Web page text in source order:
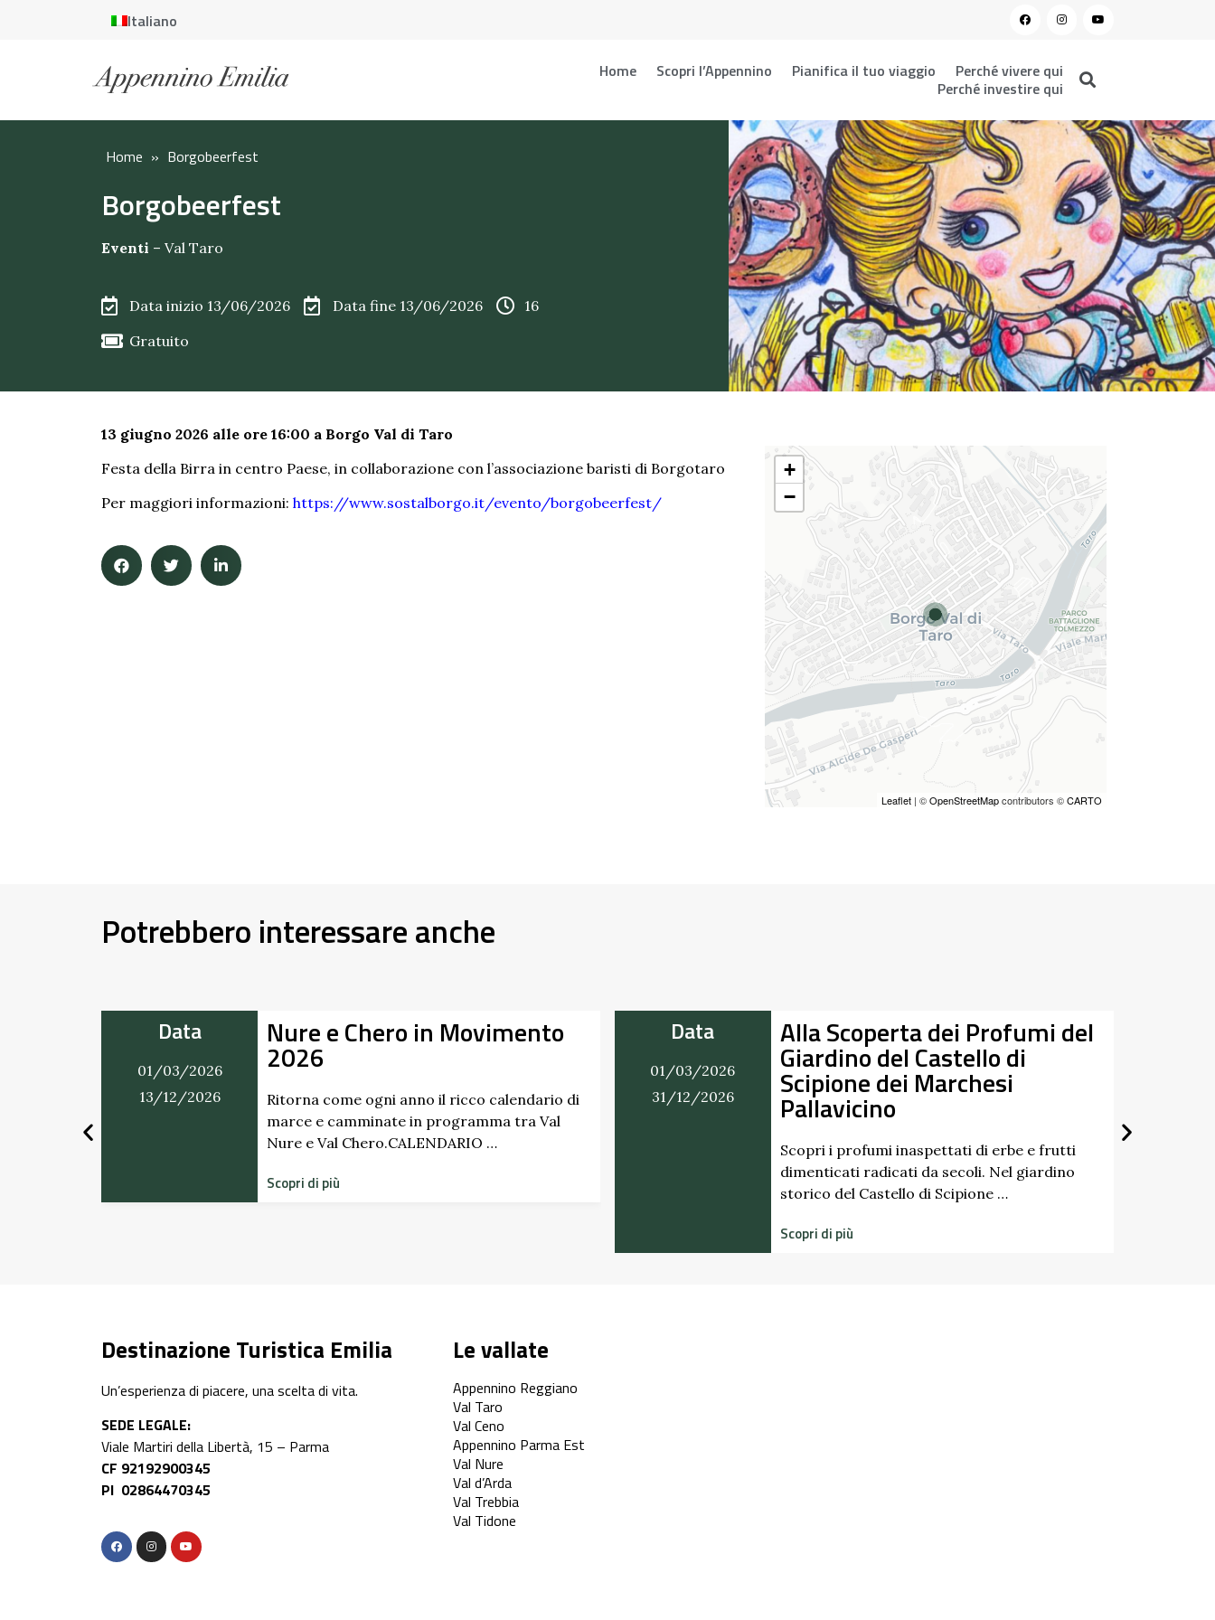
Italiano
Home Scopri l’Appennino Pianifica il tuo viaggio
Perché vivere qui
Perché investire qui
Home » Borgobeerfest
Borgobeerfest
Eventi – Val Taro
Data inizio 13/06/2026 Data fine 13/06/2026
16
Gratuito
13 giugno 2026 alle ore 16:00 a Borgo Val di Taro
Festa della Birra in centro Paese, in collaborazione con l’associazione baristi di Borgotaro
Per maggiori informazioni: https://www.sostalborgo.it/evento/borgobeerfest/
+
−
Leaflet | ©OpenStreetMapcontributors ©CARTO
Potrebbero interessare anche
Data
01/03/2026
13/12/2026
Nure e Chero in Movimento
2026
Ritorna come ogni anno il ricco calendario di
marce e camminate in programma tra Val
Nure e Val Chero.CALENDARIO …
Scopri di più
Data
01/03/2026
31/12/2026
Alla Scoperta dei Profumi del
Giardino del Castello di
Scipione dei Marchesi
Pallavicino
Scopri i profumi inaspettati di erbe e frutti
dimenticati radicati da secoli. Nel giardino
storico del Castello di Scipione …
Scopri di più
Destinazione Turistica Emilia
Un’esperienza di piacere, una scelta di vita.
SEDE LEGALE:
Viale Martiri della Libertà, 15 – Parma
CF 92192900345
PI 02864470345
Le vallate
Appennino Reggiano
Val Taro
Val Ceno
Appennino Parma Est
Val Nure
Val d’Arda
Val Trebbia
Val Tidone